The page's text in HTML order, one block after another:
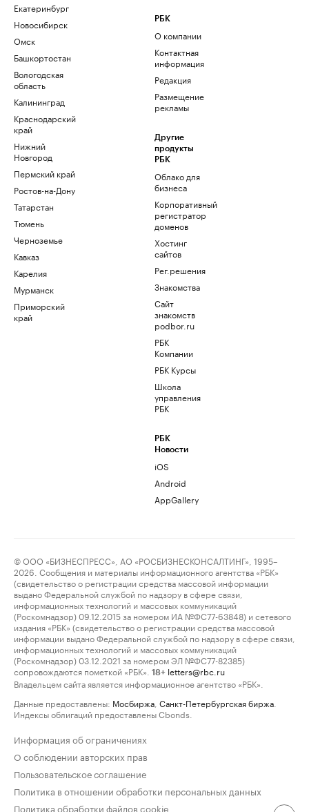
Екатеринбург
Новосибирск
Омск
Башкортостан
Вологодская
область
Калининград
Краснодарский
край
Нижний
Новгород
Пермский край
Ростов-на-Дону
Татарстан
Тюмень
Черноземье
Кавказ
Карелия
Мурманск
Приморский
край
РБК
О компании
Контактная
информация
Редакция
Размещение
рекламы
Другие
продукты
РБК
Облако для
бизнеса
Корпоративный
регистратор
доменов
Хостинг
сайтов
Рег.решения
Знакомства
Сайт
знакомств
podbor.ru
РБК
Компании
РБК Курсы
Школа
управления
РБК
РБК
Новости
iOS
Android
AppGallery
© ООО «БИЗНЕСПРЕСС», АО «РОСБИЗНЕСКОНСАЛТИНГ», 1995–
2026. Сообщения и материалы информационного агентства «РБК»
(свидетельство о регистрации средства массовой информации
выдано Федеральной службой по надзору в сфере связи,
информационных технологий и массовых коммуникаций
(Роскомнадзор) 09.12.2015 за номером ИА №ФС77-63848) и сетевого
издания «РБК» (свидетельство о регистрации средства массовой
информации выдано Федеральной службой по надзору в сфере связи,
информационных технологий и массовых коммуникаций
(Роскомнадзор) 03.12.2021 за номером ЭЛ №ФС77-82385)
сопровождаются пометкой «РБК».
18+ letters@rbc.ru
Владельцем сайта является информационное агентство «РБК».
Данные предоставлены: Мосбиржа Санкт-Петербургская биржа
Индексы облигаций предоставлены Cbonds.
Информация об ограничениях
О соблюдении авторских прав
Пользовательское соглашение
Политика в отношении обработки персональных данных
Политика обработки файлов cookie